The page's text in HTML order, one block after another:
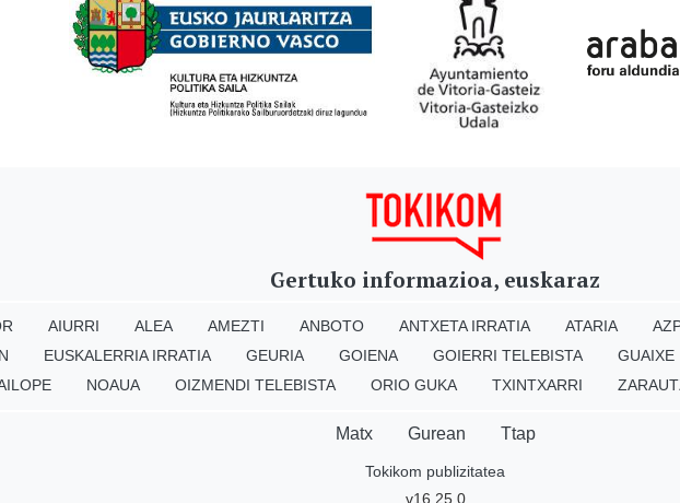
Gertuko informazioa, euskaraz
AIURRI ALEA AMEZTI ANBOTO ANTXETA IRRATIA ATARIA
EUSKALERRIA IRRATIA GEURIA GOIENA GOIERRI TELEBISTA
GUAIXE
NOAUA OIZMENDI TELEBISTA ORIO GUKA TXINTXARRI
Matx Gurean Ttap
Tokikom publizitatea
v16.25.0